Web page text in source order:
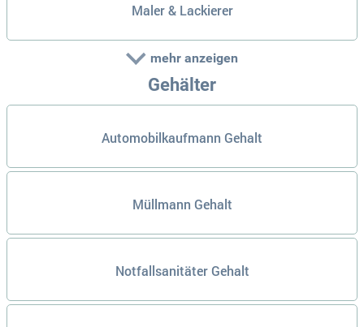
Maler & Lackierer
mehr anzeigen
Gehälter
Automobilkaufmann Gehalt
Müllmann Gehalt
Notfallsanitäter Gehalt